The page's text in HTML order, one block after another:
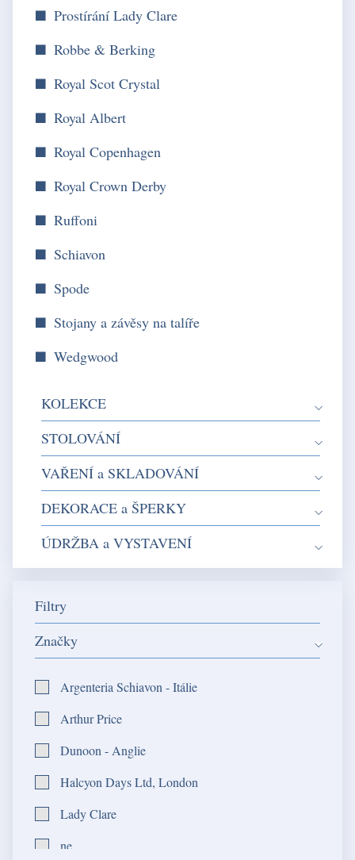
Prostírání Lady Clare
Robbe & Berking
Royal Scot Crystal
Royal Albert
Royal Copenhagen
Royal Crown Derby
Ruffoni
Schiavon
Spode
Stojany a závěsy na talíře
Wedgwood
KOLEKCE
STOLOVÁNÍ
VAŘENÍ a SKLADOVÁNÍ
DEKORACE a ŠPERKY
ÚDRŽBA a VYSTAVENÍ
Filtry
Značky
Argenteria Schiavon - Itálie
Arthur Price
Dunoon - Anglie
Halcyon Days Ltd, London
Lady Clare
ne